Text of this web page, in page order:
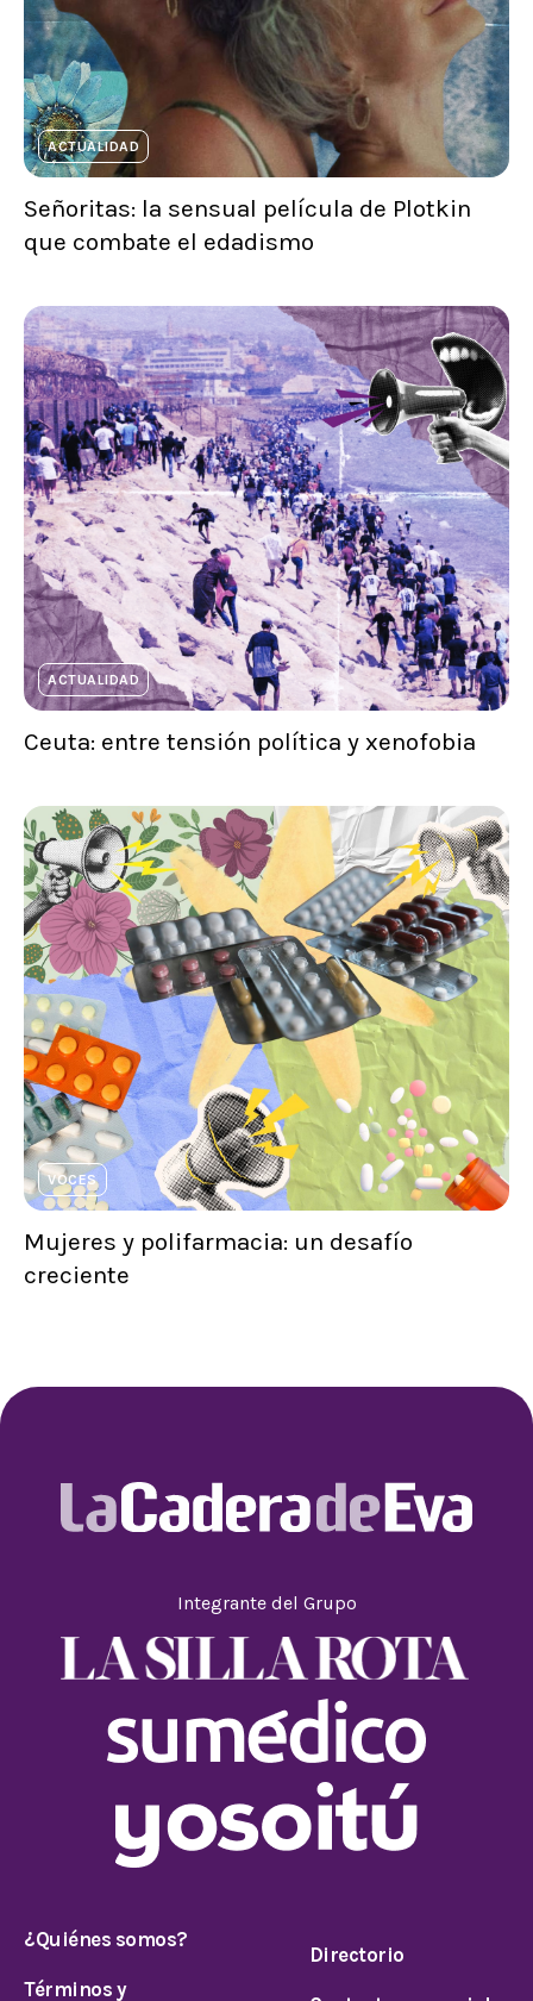
ACTUALIDAD
Señoritas: la sensual película de Plotkin
que combate el edadismo
ACTUALIDAD
Ceuta: entre tensión política y xenofobia
VOCES
Mujeres y polifarmacia: un desafío
creciente
Integrante del Grupo
¿Quiénes somos?
Términos y
Directorio